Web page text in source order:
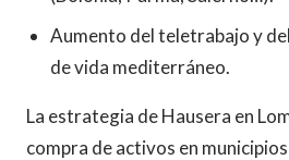
Aumento del teletrabajo y
de vida mediterráneo.
La estrategia de Hausera en
compra de activos en